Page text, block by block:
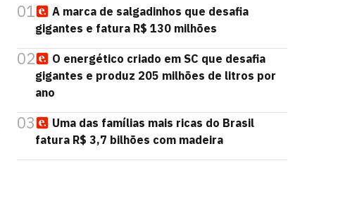
01
A marca de salgadinhos que desafia
gigantes e fatura R$ 130 milhões
02
O energético criado em SC que desafia
gigantes e produz 205 milhões de litros por
ano
03
Uma das famílias mais ricas do Brasil
fatura R$ 3,7 bilhões com madeira